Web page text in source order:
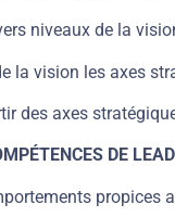
niveaux de la
la vision les axes
des axes
DE
propices